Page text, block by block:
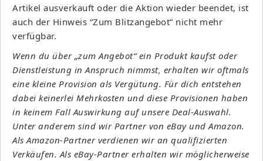
Artikel ausverkauft oder die Aktion wieder beendet, ist
auch der Hinweis “Zum Blitzangebot” nicht mehr
verfügbar.
Wenn du über „zum Angebot“ ein Produkt kaufst oder
Dienstleistung in Anspruch nimmst, erhalten wir oftmals
eine kleine Provision als Vergütung. Für dich entstehen
dabei keinerlei Mehrkosten und diese Provisionen haben
in keinem Fall Auswirkung auf unsere Deal-Auswahl.
Unter anderem sind wir Partner von eBay und Amazon.
Als Amazon-Partner verdienen wir an qualifizierten
Verkäufen. Als eBay-Partner erhalten wir möglicherweise